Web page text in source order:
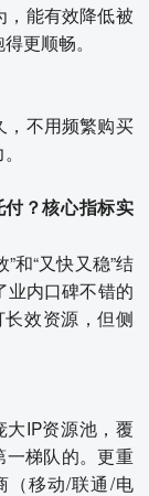
，能有效降低被
更顺畅。
，不用频繁购买
？核心指标实
和“又快又稳”结
业内口碑不错的
效资源，但侧
IP资源池，覆
一梯队的。更重
（移动/联通/电